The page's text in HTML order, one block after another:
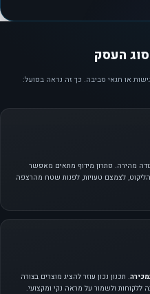
העסק
או תנאי סביבה. כך זה נראה בפועל:
מהירה. פתרון מידוף מתאים מאפשר
לצמצם טעויות, לפנות שטח מהרצפה
. תכנון נכון עוזר להציג מוצרים בצורה
ללקוחות ולשמור על מראה נקי ומקצועי.